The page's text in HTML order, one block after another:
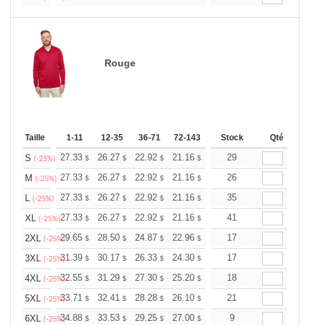
Rouge
Taille 1-11 12-35 36-71 72-143 144-287 288 +
Stock Qté
S (-25%) 27.33 $ 26.27 $ 22.92 $ 21.16 $ 20.10$
29
M (-25%) 27.33 $ 26.27 $ 22.92 $ 21.16 $ 20.10$
26
L (-25%) 27.33 $ 26.27 $ 22.92 $ 21.16 $ 20.10$
35
XL (-25%)27.33 $ 26.27 $ 22.92 $ 21.16 $ 20.10$
41
2XL (-25%)29.65 $ 28.50 $ 24.87 $ 22.96 $ 21.81$
17
3XL (-25%)31.39 $ 30.17 $ 26.33 $ 24.30 $ 23.08$
17
4XL (-25%)32.55 $ 31.29 $ 27.30 $ 25.20 $ 23.94$
18
5XL (-25%)33.71 $ 32.41 $ 28.28 $ 26.10 $ 24.80$
21
6XL (-25%)34.88 $ 33.53 $ 29.25 $ 27.00 $ 25.65
9